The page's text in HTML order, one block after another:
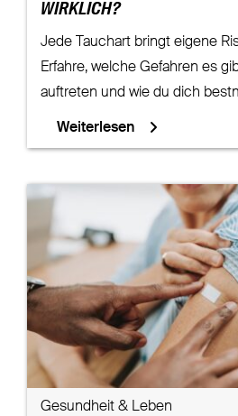
WIRKLICH?
Jede Tauchart bringt eigene
Erfahre, welche Gefahren es
auftreten und wie du dich
Weiterlesen
Gesundheit & Leben